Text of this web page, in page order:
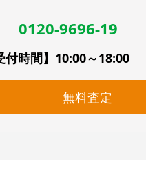
0120-9696-19
付時間】10:00～18:00
無料査定